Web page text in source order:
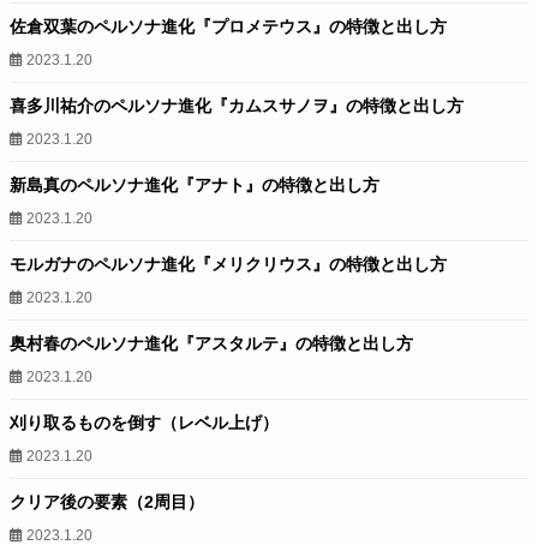
佐倉双葉のペルソナ進化『プロメテウス』の特徴と出し方
2023.1.20
喜多川祐介のペルソナ進化『カムスサノヲ』の特徴と出し方
2023.1.20
新島真のペルソナ進化『アナト』の特徴と出し方
2023.1.20
モルガナのペルソナ進化『メリクリウス』の特徴と出し方
2023.1.20
奥村春のペルソナ進化『アスタルテ』の特徴と出し方
2023.1.20
刈り取るものを倒す（レベル上げ）
2023.1.20
クリア後の要素（2周目）
2023.1.20